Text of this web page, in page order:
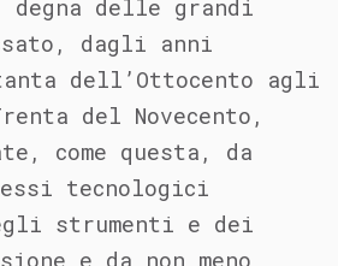
delle grandi
dagli anni
dell’Ottocento agli
del Novecento,
come questa, da
tecnologici
strumenti e dei
e da non meno